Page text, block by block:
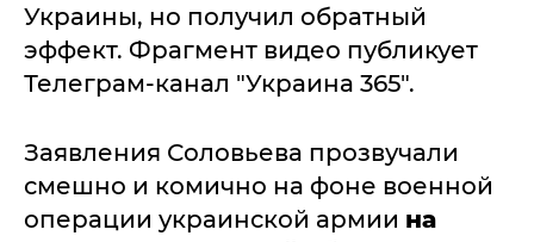
Украины, но получил обратный
эффект. Фрагмент видео публикует
Телеграм-канал "Украина 365".
Заявления Соловьева прозвучали
смешно и комично на фоне военной
операции украинской армии на